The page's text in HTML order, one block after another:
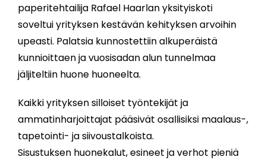
paperitehtailija Rafael Haarlan yksityiskoti
soveltui yrityksen kestävän kehityksen arvoihin
upeasti. Palatsia kunnostettiin alkuperäistä
kunnioittaen ja vuosisadan alun tunnelmaa
jäljiteltiin huone huoneelta.
Kaikki yrityksen silloiset työntekijät ja
ammatinharjoittajat pääsivät osallisiksi maalaus-,
tapetointi- ja siivoustalkoista.
Sisustuksen huonekalut, esineet ja verhot pieniä